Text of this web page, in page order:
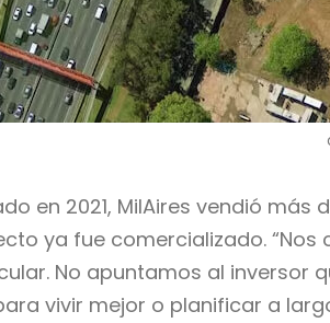
en 2021, MilAires vendió
ya fue comercializado.
No apuntamos al inversor
vivir mejor o planificar a